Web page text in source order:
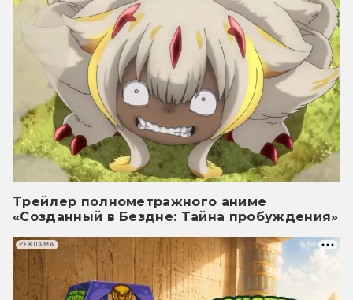
Трейлер полнометражного аниме
«Созданный в Бездне: Тайна пробуждения»
РЕКЛАМА